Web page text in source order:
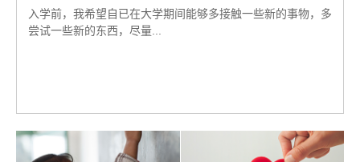
入学前，我希望自已在大学期间能够多接触一些新的事物，多
尝试一些新的东西，尽量...